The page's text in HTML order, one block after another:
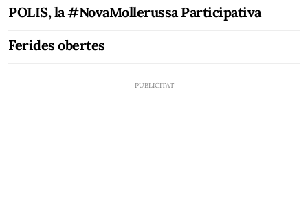
POLIS, la #NovaMollerussa Participativa
Ferides obertes